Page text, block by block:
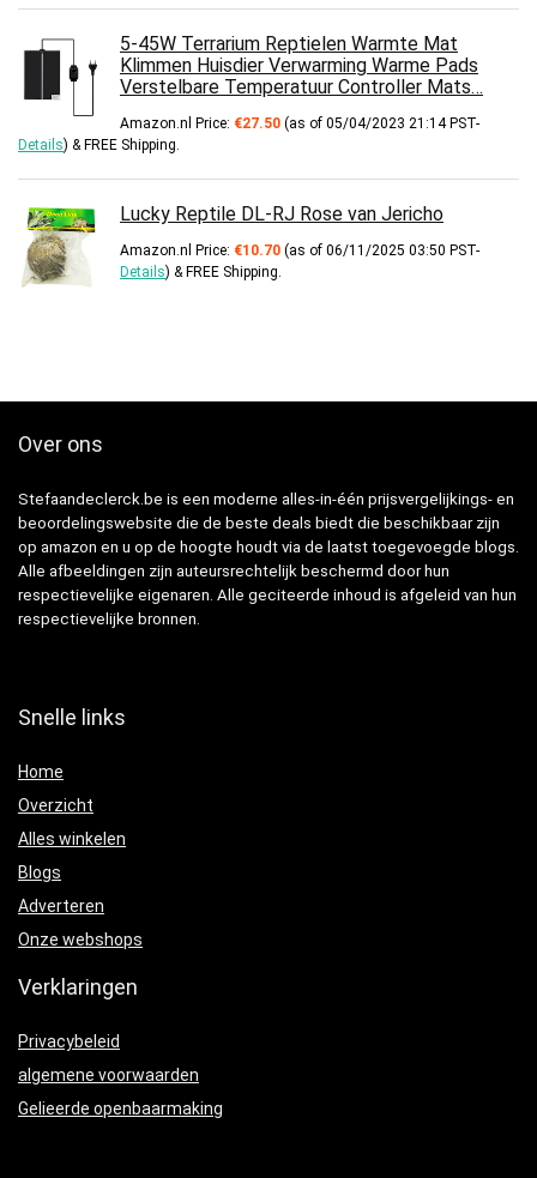
5-45W Terrarium Reptielen Warmte Mat
Klimmen Huisdier Verwarming Warme Pads
Verstelbare Temperatuur Controller Mats…
Amazon.nl Price: €27.50 (as of 05/04/2023 21:14 PST-
Details) & FREE Shipping
Lucky Reptile DL-RJ Rose van Jericho
Amazon.nl Price: €10.70 (as of 06/11/2025 03:50 PST-
Details) & FREE Shipping
Over ons
Stefaandeclerck.be is een moderne alles-in-één prijsvergelijkings- en
beoordelingswebsite die de beste deals biedt die beschikbaar zijn
op amazon en u op de hoogte houdt via de laatst toegevoegde blogs.
Alle afbeeldingen zijn auteursrechtelijk beschermd door hun
respectievelijke eigenaren. Alle geciteerde inhoud is afgeleid van hun
respectievelijke bronnen.
Snelle links
Home
Overzicht
Alles winkelen
Blogs
Adverteren
Onze webshops
Verklaringen
Privacybeleid
algemene voorwaarden
Gelieerde openbaarmaking